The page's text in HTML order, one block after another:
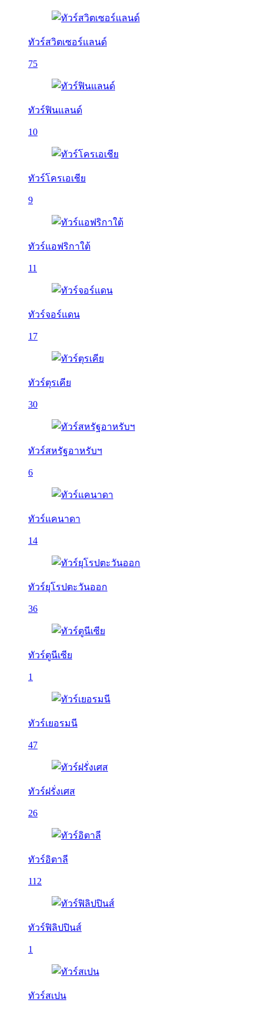
ทัวร์สวิตเซอร์แลนด์
75
ทัวร์ฟินแลนด์
10
ทัวร์โครเอเชีย
9
ทัวร์แอฟริกาใต้
11
ทัวร์จอร์แดน
17
ทัวร์ตุรเคีย
30
ทัวร์สหรัฐอาหรับฯ
6
ทัวร์แคนาดา
14
ทัวร์ยุโรปตะวันออก
36
ทัวร์ตูนีเซีย
1
ทัวร์เยอรมนี
47
ทัวร์ฝรั่งเศส
26
ทัวร์อิตาลี
112
ทัวร์ฟิลิปปินส์
1
ทัวร์สเปน